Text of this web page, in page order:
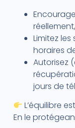
réellement,
Limitez
horaires
Autorisez
jours de
L’équilibre
En le